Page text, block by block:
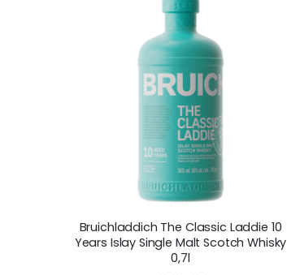
Bruichladdich The Classic Laddie 10
Years Islay Single Malt Scotch Whisky
0,7l